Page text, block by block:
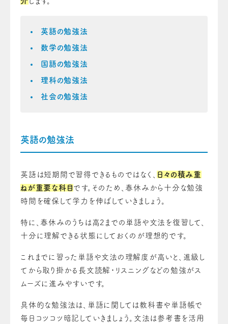
英語の勉強法
数学の勉強法
国語の勉強法
理科の勉強法
社会の勉強法
英語の勉強法
英語は短期間で習得できるものではなく、
日々の積み重
ねが重要な科目 です。そのため、春休みから十分な勉強
時間を確保して学力を伸ばしていきましょう。
特に、春休みのうちは高2までの単語や文法を復習して、
十分に理解できる状態にしておくのが理想的です。
これまでに習った単語や文法の理解度が高いと、進級し
てから取り掛かる長文読解・リスニングなどの勉強がス
ムーズに進みやすいです。
具体的な勉強法は、単語に関しては教科書や単語帳で
毎日コツコツ暗記していきましょう。文法は参考書を活用